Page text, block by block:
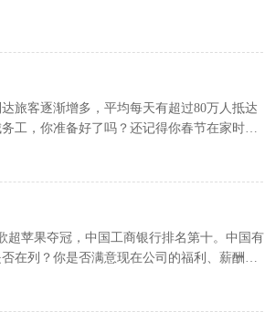
旅客逐渐增多，平均每天有超过80万人抵达
工，你准备好了吗？还记得你春节在家时许
自己，期盼在工作上获得更多的机会。
超苹果夺冠，中国工商银行排名第十。中国有
在列？你是否满意现在公司的福利、薪酬制